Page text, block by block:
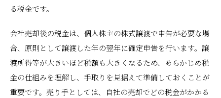
る税金です。
会社売却後の税金は、個人株主の株式譲渡で申告が必要な場
合、原則として譲渡した年の翌年に確定申告を行います。譲
渡所得等が大きいほど税額も大きくなるため、あらかじめ税
金の仕組みを理解し、手取りを見据えて準備しておくことが
重要です。売り手としては、自社の売却でどの税金がかかる